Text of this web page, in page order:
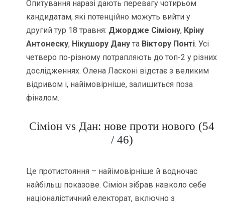
Опитування наразі дають перевагу чотирьом
кандидатам, які потенційно можуть вийти у
другий тур 18 травня: Джордже Сіміону, Кріну
Антонеску, Нікушору Дану та Віктору Понті. Усі
четверо по-різному потрапляють до топ-2 у різних
дослідженнях. Олена Ласконі відстає з великим
відривом і, найімовірніше, залишиться поза
фіналом.
Сіміон vs Дан: нове проти нового (54
/ 46)
Це протистояння – найімовірніше й водночас
найбільш показове. Сіміон зібрав навколо себе
націоналістичний електорат, включно з